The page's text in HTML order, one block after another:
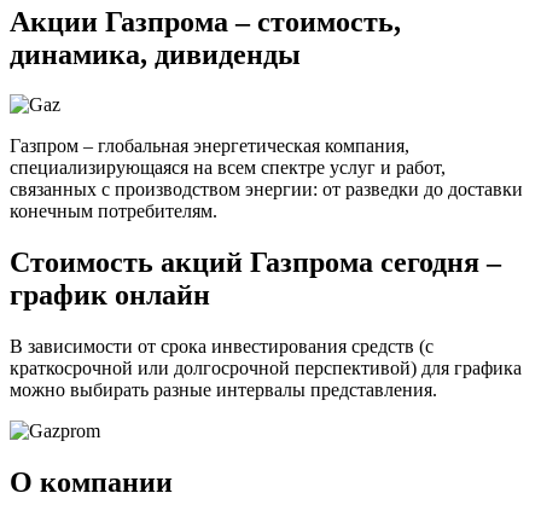
Акции Газпрома – стоимость,
динамика, дивиденды
Газпром – глобальная энергетическая компания,
специализирующаяся на всем спектре услуг и работ,
связанных с производством энергии: от разведки до доставки
конечным потребителям.
Стоимость акций Газпрома сегодня –
график онлайн
В зависимости от срока инвестирования средств (с
краткосрочной или долгосрочной перспективой) для графика
можно выбирать разные интервалы представления.
О компании